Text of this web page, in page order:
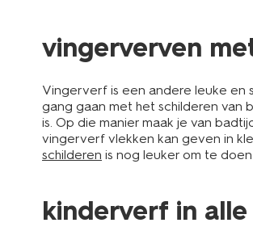
vingerverven
Vingerverf is een andere leuke en
gang gaan met het schilderen
is. Op die manier maak je van
vingerverf vlekken kan geven in
schilderen is nog leuker om te
kinderverf in